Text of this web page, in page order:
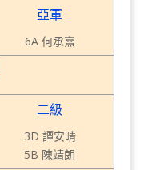
亞軍
6A 何承熹
二級
3D 譚安晴
5B 陳靖朗